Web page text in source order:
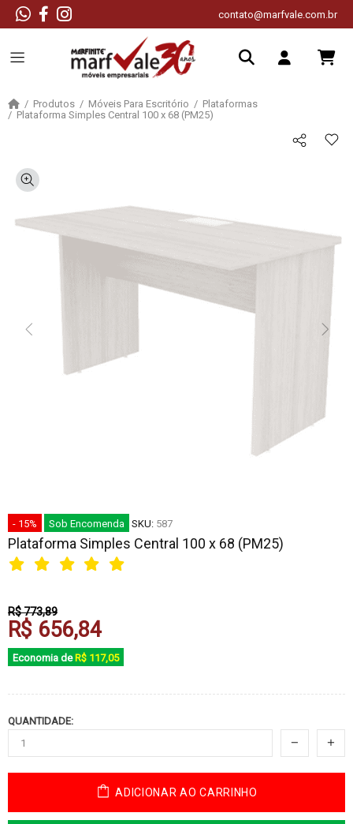
contato@marfvale.com.br
Produtos Móveis Para Escritório
Plataformas
Plataforma Simples Central 100 x 68 (PM25)
- 15% Sob Encomenda SKU: 587
Plataforma Simples Central 100 x 68 (PM25)
R$ 773,89
R$ 656,84
Economia de R$ 117,05
QUANTIDADE:
ADICIONAR AO CARRINHO